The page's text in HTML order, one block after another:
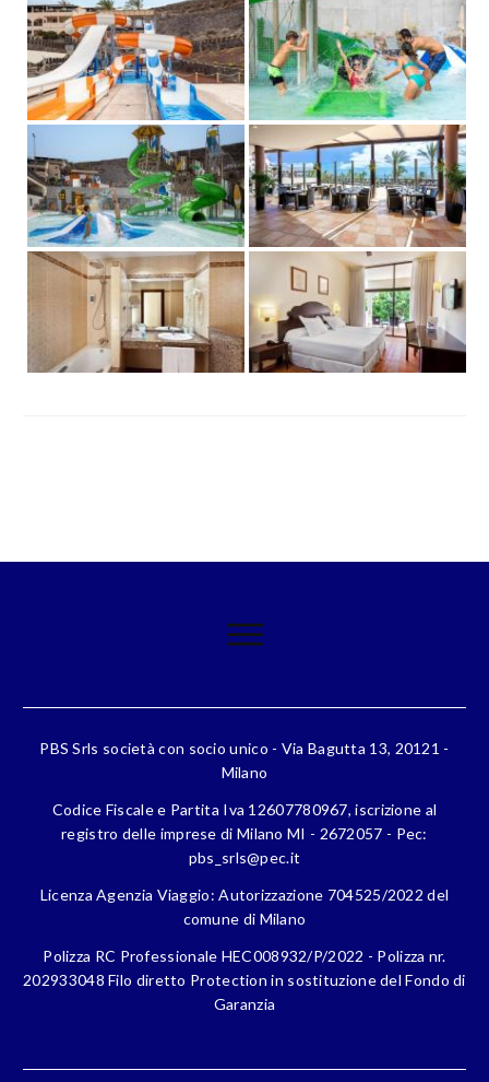
PBS Srls società con socio unico - Via Bagutta 13, 20121 -
Milano
Codice Fiscale e Partita Iva 12607780967, iscrizione al
registro delle imprese di Milano MI - 2672057 - Pec:
pbs_srls@pec.it
Licenza Agenzia Viaggio: Autorizzazione 704525/2022 del
comune di Milano
Polizza RC Professionale HEC008932/P/2022 - Polizza nr.
202933048 Filo diretto Protection in sostituzione del Fondo di
Garanzia